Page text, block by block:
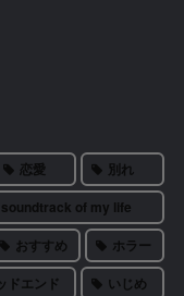
恋愛
別れ
soundtrack of my life
おすすめ
ホラー
ドエンド
いじめ